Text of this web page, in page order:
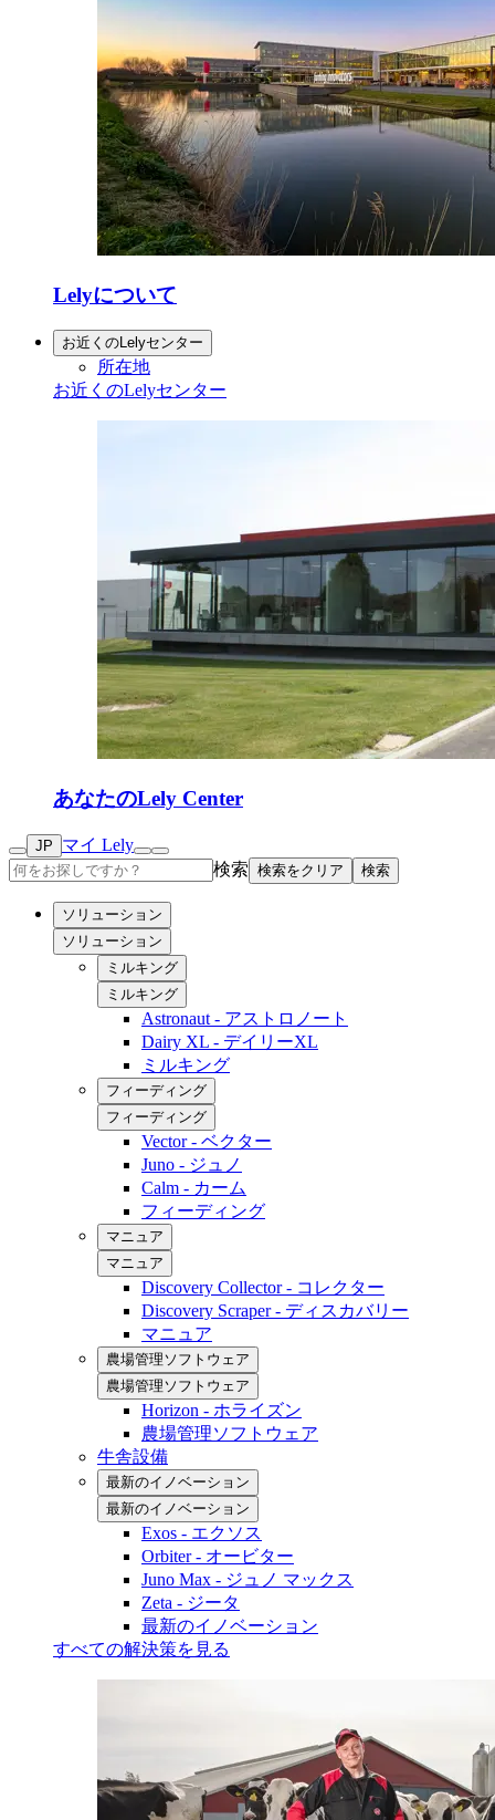
Lelyについて
お近くのLelyセンター
所在地
お近くのLelyセンター
あなたのLely Center
JP
マイ Lely
検索 検索をクリア 検索
ソリューション
ソリューション
ミルキング
ミルキング
Astronaut - アストロノート
Dairy XL - デイリーXL
ミルキング
フィーディング
フィーディング
Vector - ベクター
Juno - ジュノ
Calm - カーム
フィーディング
マニュア
マニュア
Discovery Collector - コレクター
Discovery Scraper - ディスカバリー
マニュア
農場管理ソフトウェア
農場管理ソフトウェア
Horizon - ホライズン
農場管理ソフトウェア
牛舎設備
最新のイノベーション
最新のイノベーション
Exos - エクソス
Orbiter - オービター
Juno Max - ジュノ マックス
Zeta - ジータ
最新のイノベーション
すべての解決策を見る